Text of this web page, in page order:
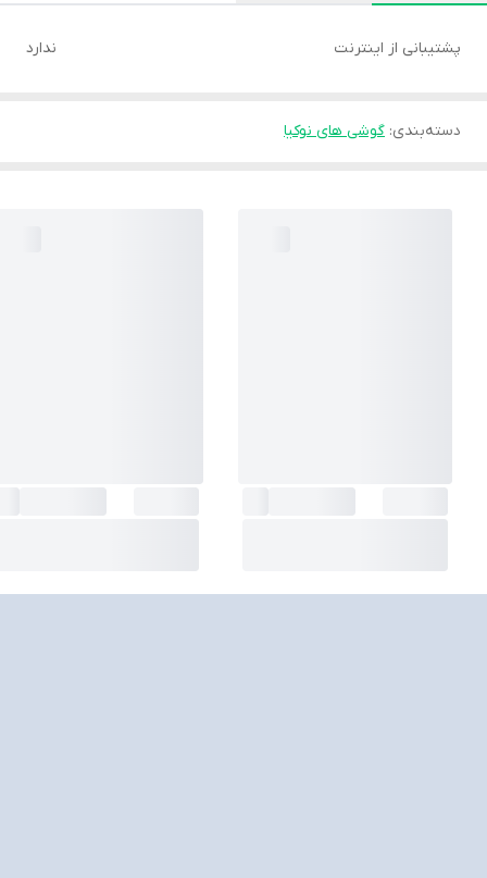
پشتیبانی از اینترنت ندارد
دسته‌بندی: گوشی های نوکیا